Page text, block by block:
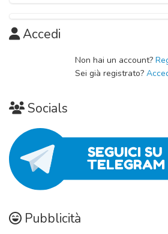
Capitolo 01
Accedi
Non hai un account?
Sei già registrato?
Socials
Pubblicità